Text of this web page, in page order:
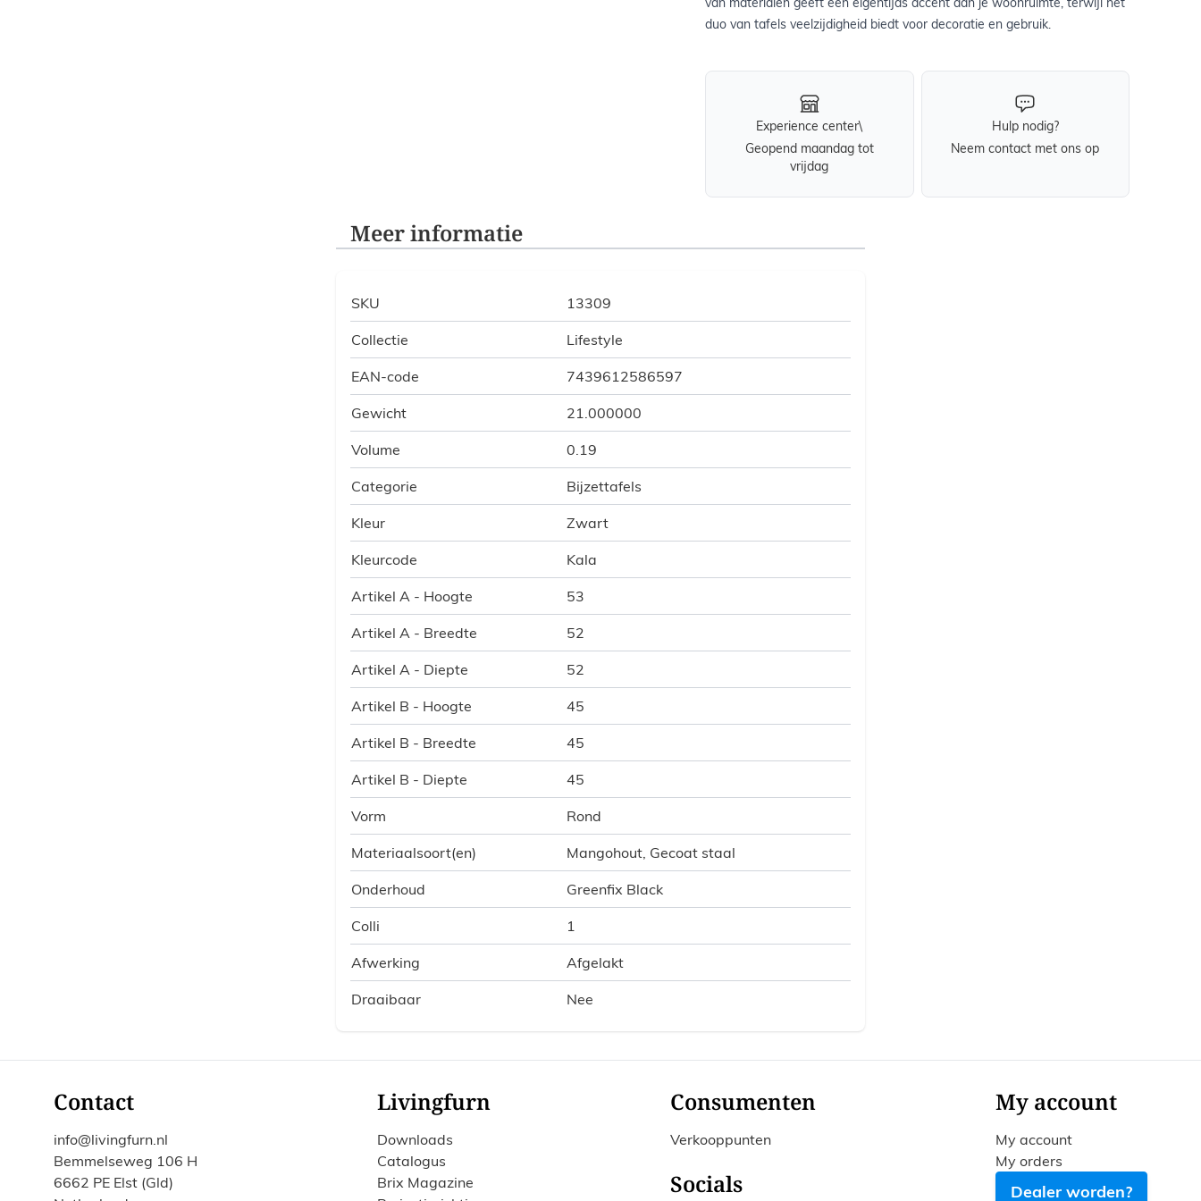
duo van tafels veelzijdigheid biedt voor decoratie en gebruik.
Experience center\
Geopend maandag tot
vrijdag
Hulp nodig?
Neem contact met ons op
Meer informatie
SKU 13309
Collectie Lifestyle
EAN-code 7439612586597
Gewicht 21.000000
Volume 0.19
Categorie Bijzettafels
Kleur Zwart
Kleurcode Kala
Artikel A - Hoogte 53
Artikel A - Breedte 52
Artikel A - Diepte 52
Artikel B - Hoogte 45
Artikel B - Breedte 45
Artikel B - Diepte 45
Vorm Rond
Materiaalsoort(en) Mangohout, Gecoat staal
Onderhoud Greenfix Black
Colli 1
Afwerking Afgelakt
Draaibaar Nee
Contact
info@livingfurn.nl
Bemmelseweg 106 H
6662 PE Elst (Gld)
Livingfurn
Downloads
Catalogus
Brix Magazine
Consumenten
Verkooppunten
Socials
My account
My account
My orders
Dealer worden?